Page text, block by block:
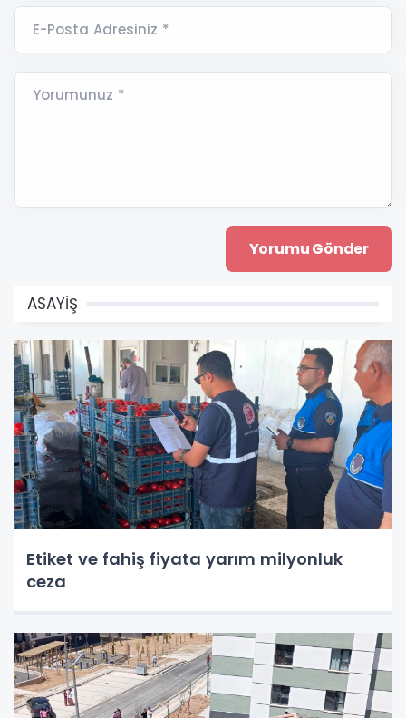
E-Posta Adresiniz *
Yorumunuz *
ASAYİŞ
Etiket ve fahiş fiyata yarım milyonluk
ceza